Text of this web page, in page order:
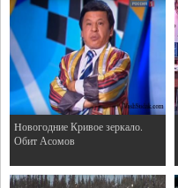
Hовогодние Кривое зеркало.
Обит Асомов